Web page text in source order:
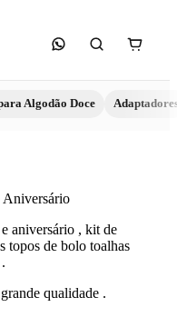
Algodão Doce
Aniversário
aniversário , kit de
topos de bolo toalhas
qualidade .